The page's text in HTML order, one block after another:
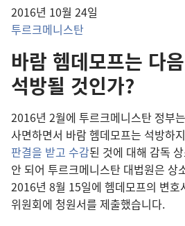
2016년 10월 24일
투르크메니스탄
바람 헴데모프는 다
석방될 것인가?
2016년 2월에 투르크메니스탄 정부
사면하면서 바람 헴데모프는 석방하
판결을 받고 수감된 것에 대해 감독
안 되어 투르크메니스탄 대법원은 상
2016년 8월 15일에 헴데모프의 변호
위원회에 청원서를 제출했습니다.